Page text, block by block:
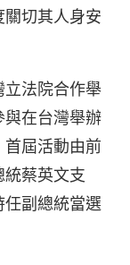
切其人身安
法院合作舉
在台灣舉辦
屆活動由前
蔡英文支
副總統當選